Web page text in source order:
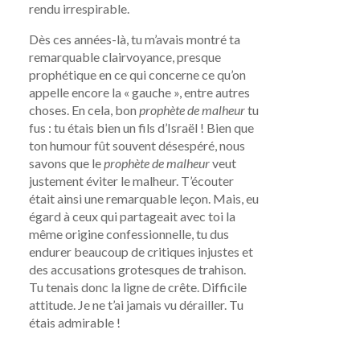
rendu irrespirable.
Dès ces années-là, tu m’avais montré ta
remarquable clairvoyance, presque
prophétique en ce qui concerne ce qu’on
appelle encore la « gauche », entre autres
choses. En cela, bon prophète de malheurtu
fus : tu étais bien un fils d’Israël ! Bien que
ton humour fût souvent désespéré, nous
savons que leprophète de malheurveut
justement éviter le malheur. T’écouter
était ainsi une remarquable leçon. Mais, eu
égard à ceux qui partageait avec toi la
même origine confessionnelle, tu dus
endurer beaucoup de critiques injustes et
des accusations grotesques de trahison.
Tu tenais donc la ligne de crête. Difficile
attitude. Je ne t’ai jamais vu dérailler. Tu
étais admirable !